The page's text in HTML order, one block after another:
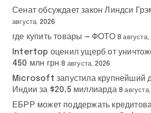
Сенат обсуждает закон Линдси
августа, 2026
где купить товары — ФОТО 8 августа,
Intertop оценил ущерб от
450 млн грн 8 августа, 2026
Microsoft запустила крупнейший
Индии за $20,5 миллиарда 8
ЕБРР может поддержать